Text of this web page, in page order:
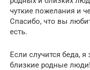
чуткие пожелания и
Спасибо, что вы
есть.
Если случится беда,
близкие родные